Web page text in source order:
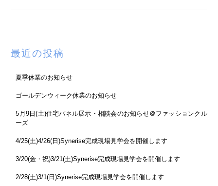
最近の投稿
夏季休業のお知らせ
ゴールデンウィーク休業のお知らせ
5月9日(土)住宅パネル展示・相談会のお知らせ＠ファッションクル
ーズ
4/25(土)4/26(日)Synerise完成現場見学会を開催します
3/20(金・祝)3/21(土)Synerise完成現場見学会を開催します
2/28(土)3/1(日)Synerise完成現場見学会を開催します